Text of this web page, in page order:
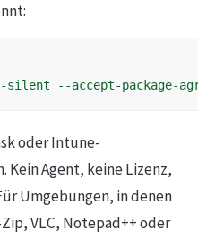
silent --accept-package-
oder Intune-
Agent, keine Lizenz,
Umgebungen, in denen
VLC, Notepad++ oder